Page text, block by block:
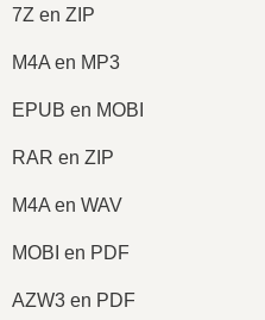
7Z en ZIP
M4A en MP3
EPUB en MOBI
RAR en ZIP
M4A en WAV
MOBI en PDF
AZW3 en PDF